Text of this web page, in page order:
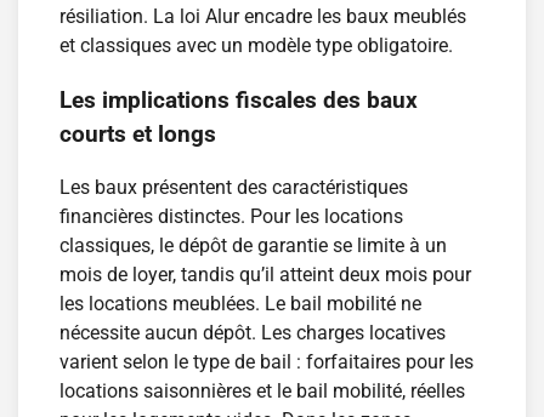
résiliation. La loi Alur encadre les baux meublés
et classiques avec un modèle type obligatoire.
Les implications fiscales des baux
courts et longs
Les baux présentent des caractéristiques
financières distinctes. Pour les locations
classiques, le dépôt de garantie se limite à un
mois de loyer, tandis qu’il atteint deux mois pour
les locations meublées. Le bail mobilité ne
nécessite aucun dépôt. Les charges locatives
varient selon le type de bail : forfaitaires pour les
locations saisonnières et le bail mobilité, réelles